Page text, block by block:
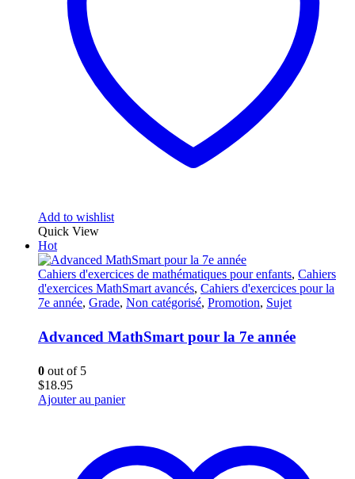
Add to wishlist
Quick View
Hot
Cahiers d'exercices de mathématiques pour enfants, Cahiers
d'exercices MathSmart avancés, Cahiers d'exercices pour la
7e année, Grade, Non catégorisé, Promotion, Sujet
Advanced MathSmart pour la 7e année
0 out of 5
$18.95
Ajouter au panier